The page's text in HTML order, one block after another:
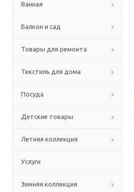
Ванная
Балкон и сад
Товары для ремонта
Текстиль для дома
Посуда
Детские товары
Летняя коллекция
Услуги
Зимняя коллекция